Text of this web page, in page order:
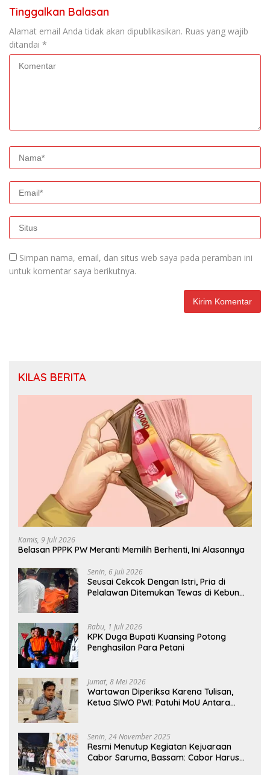
Tinggalkan Balasan
Alamat email Anda tidak akan dipublikasikan. Ruas yang wajib
ditandai *
Simpan nama, email, dan situs web saya pada peramban ini
untuk komentar saya berikutnya.
KILAS BERITA
Kamis, 9 Juli 2026
Belasan PPPK PW Meranti Memilih Berhenti, Ini Alasannya
Senin, 6 Juli 2026
Seusai Cekcok Dengan Istri, Pria di
Pelalawan Ditemukan Tewas di Kebun
Rabu, 1 Juli 2026
KPK Duga Bupati Kuansing Potong
Penghasilan Para Petani
Jumat, 8 Mei 2026
Wartawan Diperiksa Karena Tulisan,
Ketua SIWO PWI: Patuhi MoU Antara
Senin, 24 November 2025
Resmi Menutup Kegiatan Kejuaraan
Cabor Saruma, Bassam: Cabor Harus